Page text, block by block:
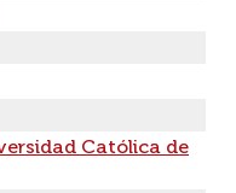
Católica de